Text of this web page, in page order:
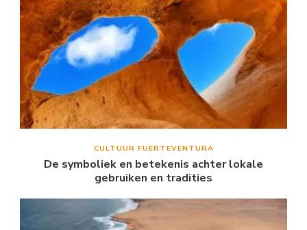
CULTUUR FUERTEVENTURA
De symboliek en betekenis achter lokale
gebruiken en tradities